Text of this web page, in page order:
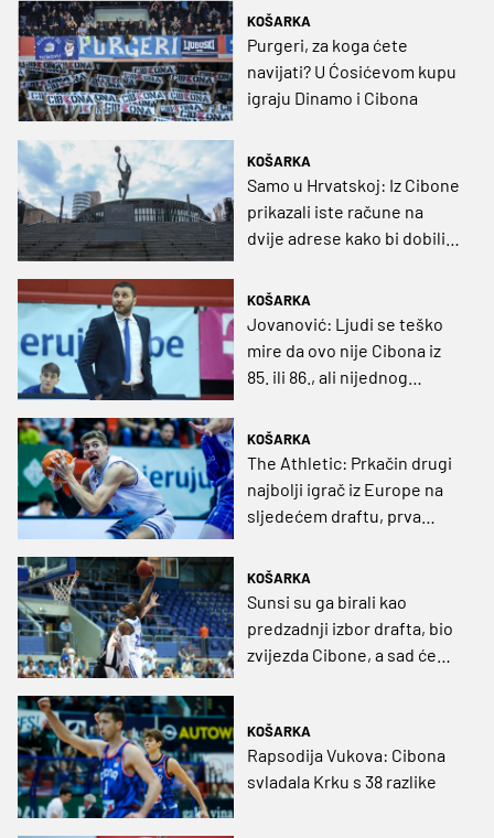
protiv Dinama
KOŠARKA
Purgeri, za koga ćete
navijati? U Ćosićevom kupu
igraju Dinamo i Cibona
KOŠARKA
Samo u Hrvatskoj: Iz Cibone
prikazali iste račune na
dvije adrese kako bi dobili
KOŠARKA
Jovanović: Ljudi se teško
mire da ovo nije Cibona iz
85. ili 86., ali nijednog
sam danas tu
KOŠARKA
The Athletic: Prkačin drugi
najbolji igrač iz Europe na
sljedećem draftu, prva
KOŠARKA
Sunsi su ga birali kao
predzadnji izbor drafta, bio
zvijezda Cibone, a sad će
KOŠARKA
Rapsodija Vukova: Cibona
svladala Krku s 38 razlike